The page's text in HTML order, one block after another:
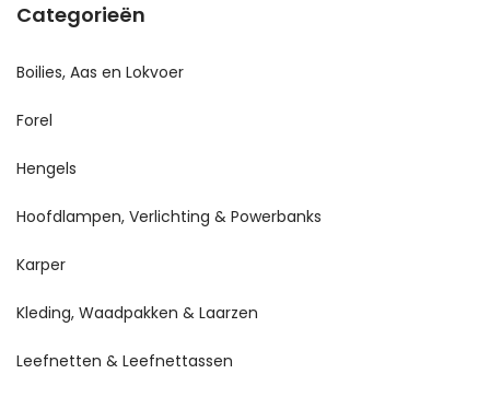
Categorieën
Boilies, Aas en Lokvoer
Forel
Hengels
Hoofdlampen, Verlichting & Powerbanks
Karper
Kleding, Waadpakken & Laarzen
Leefnetten & Leefnettassen